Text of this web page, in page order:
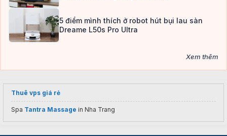
5 điểm mình thích ở robot hút bụi lau sàn
Dreame L50s Pro Ultra
Xem thêm
Thuê vps giá rẻ
Spa Tantra Massage in Nha Trang